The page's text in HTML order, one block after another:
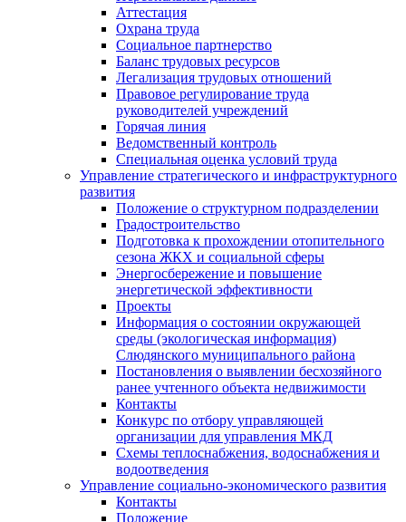
Аттестация
Охрана труда
Социальное партнерство
Баланс трудовых ресурсов
Легализация трудовых отношений
Правовое регулирование труда
руководителей учреждений
Горячая линия
Ведомственный контроль
Специальная оценка условий труда
Управление стратегического и инфраструктурного
развития
Положение о структурном подразделении
Градостроительство
Подготовка к прохождении отопительного
сезона ЖКХ и социальной сферы
Энергосбережение и повышение
энергетической эффективности
Проекты
Информация о состоянии окружающей
среды (экологическая информация)
Слюдянского муниципального района
Постановления о выявлении бесхозяйного
ранее учтенного объекта недвижимости
Контакты
Конкурс по отбору управляющей
организации для управления МКД
Схемы теплоснабжения, водоснабжения и
водоотведения
Управление социально-экономического развития
Контакты
Положение